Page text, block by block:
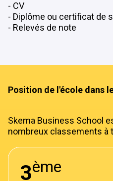
- CV
- Diplôme ou certificat de
- Relevés de note
Position de l'école dans
Skema Business School
nombreux classements à
3ème